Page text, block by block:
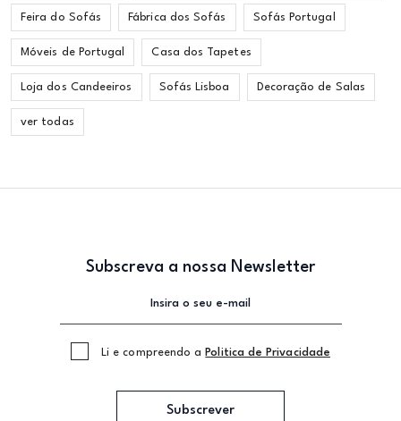
Feira do Sofás Fábrica dos Sofás Sofás Portugal
Móveis de Portugal Casa dos Tapetes
Loja dos Candeeiros Sofás Lisboa Decoração de Salas
ver todas
Subscreva a nossa Newsletter
Li e compreendo a Politica de Privacidade
Subscrever